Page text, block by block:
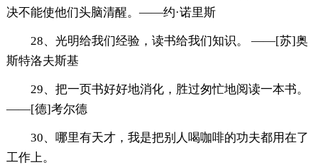
决不能使他们头脑清醒。——约·诺里斯
28、光明给我们经验，读书给我们知识。 ——[苏]奥
斯特洛夫斯基
29、把一页书好好地消化，胜过匆忙地阅读一本书。
——[德]考尔德
30、哪里有天才，我是把别人喝咖啡的功夫都用在了
工作上。